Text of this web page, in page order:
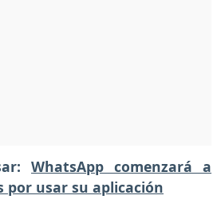
WhatsApp comenzará a
por usar su aplicación